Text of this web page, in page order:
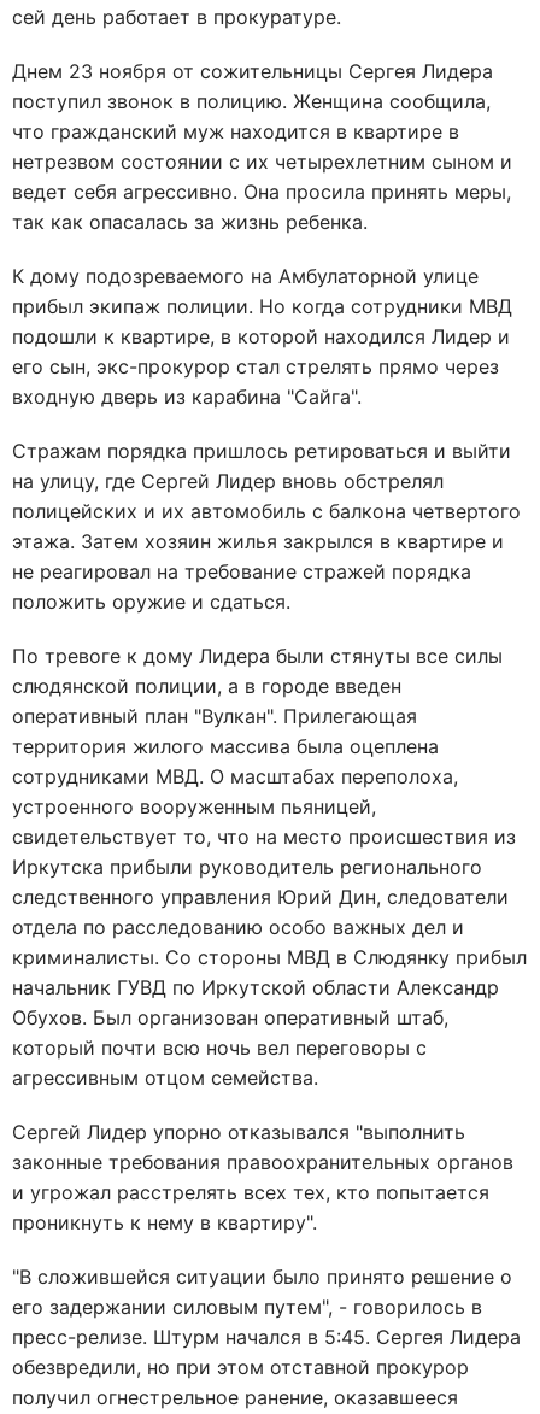
сей день работает в прокуратуре.
Днем 23 ноября от сожительницы Сергея Лидера
поступил звонок в полицию. Женщина сообщила,
что гражданский муж находится в квартире в
нетрезвом состоянии с их четырехлетним сыном и
ведет себя агрессивно. Она просила принять меры,
так как опасалась за жизнь ребенка.
К дому подозреваемого на Амбулаторной улице
прибыл экипаж полиции. Но когда сотрудники МВД
подошли к квартире, в которой находился Лидер и
его сын, экс-прокурор стал стрелять прямо через
входную дверь из карабина "Сайга".
Стражам порядка пришлось ретироваться и выйти
на улицу, где Сергей Лидер вновь обстрелял
полицейских и их автомобиль с балкона четвертого
этажа. Затем хозяин жилья закрылся в квартире и
не реагировал на требование стражей порядка
положить оружие и сдаться.
По тревоге к дому Лидера были стянуты все силы
слюдянской полиции, а в городе введен
оперативный план "Вулкан". Прилегающая
территория жилого массива была оцеплена
сотрудниками МВД. О масштабах переполоха,
устроенного вооруженным пьяницей,
свидетельствует то, что на место происшествия из
Иркутска прибыли руководитель регионального
следственного управления Юрий Дин, следователи
отдела по расследованию особо важных дел и
криминалисты. Со стороны МВД в Слюдянку прибыл
начальник ГУВД по Иркутской области Александр
Обухов. Был организован оперативный штаб,
который почти всю ночь вел переговоры с
агрессивным отцом семейства.
Сергей Лидер упорно отказывался "выполнить
законные требования правоохранительных органов
и угрожал расстрелять всех тех, кто попытается
проникнуть к нему в квартиру".
"В сложившейся ситуации было принято решение о
его задержании силовым путем", - говорилось в
пресс-релизе. Штурм начался в 5:45. Сергея Лидера
обезвредили, но при этом отставной прокурор
получил огнестрельное ранение, оказавшееся